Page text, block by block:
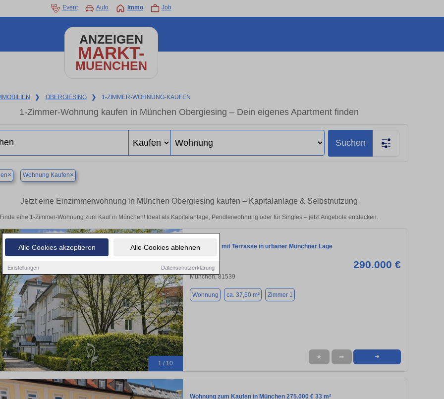
Alle Cookies akzeptieren Alle Cookies ablehnen
Einstellungen Datenschutzerklärung
Event Auto Immo Job
ANZEIGEN
MARKT-
MUENCHEN
❯ OBERGIESING ❯ 1-ZIMMER-WOHNUNG-KAUFEN
1-Zimmer-Wohnung kaufen in München Obergiesing – Dein eigenes Apartment finden
Suchen
× Wohnung Kaufen×
Jetzt eine Einzimmerwohnung in München Obergiesing kaufen – Kapitalanlage & Selbstnutzung
Finde eine 1-Zimmer-Wohnung zum Kauf in München! Ideal als Kapitalanlage, Pendlerwohnung oder für Singles – jetzt Angebote entdecken.
1 / 10
Apartment mit Terrasse in urbaner Münchner Lage
290.000 €
München, 81539
Wohnung ca. 37,50 m² Zimmer 1
★ ➦ ➜
Wohnung zum Kaufen in München 275.000 € 33 m²